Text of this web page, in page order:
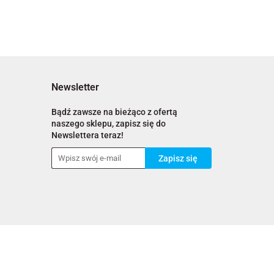
Newsletter
Bądź zawsze na bieżąco z ofertą
naszego sklepu, zapisz się do
Newslettera teraz!